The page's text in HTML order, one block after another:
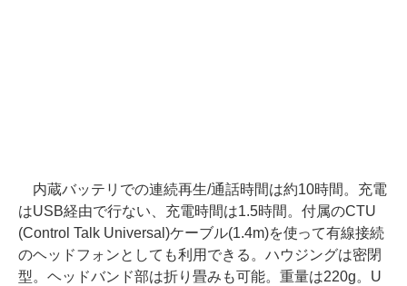
内蔵バッテリでの連続再生/通話時間は約10時間。充電
はUSB経由で行ない、充電時間は1.5時間。付属のCTU
(Control Talk Universal)ケーブル(1.4m)を使って有線接続
のヘッドフォンとしても利用できる。ハウジングは密閉
型。ヘッドバンド部は折り畳みも可能。重量は220g。U